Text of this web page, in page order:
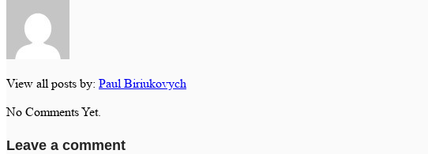
View all posts by: Paul Biriukovych
No Comments Yet.
Leave a comment